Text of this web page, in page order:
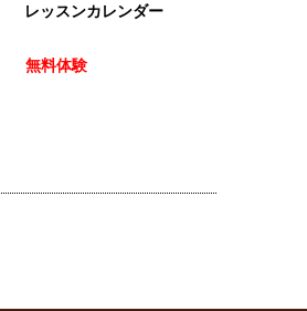
レッスンカレンダー
無料体験